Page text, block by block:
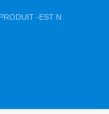
-EST N